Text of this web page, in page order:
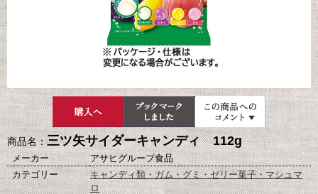
商品名：三ツ矢サイダーキャンディ 112g
メーカー
アサヒグループ食品
カテゴリー
キャンディ類・ガム・グミ・ゼリー菓子・マシュマ
ロ